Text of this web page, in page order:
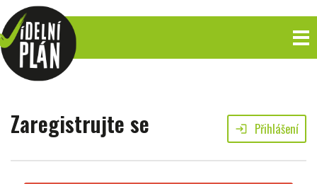
Zaregistrujte se login Přihlášení